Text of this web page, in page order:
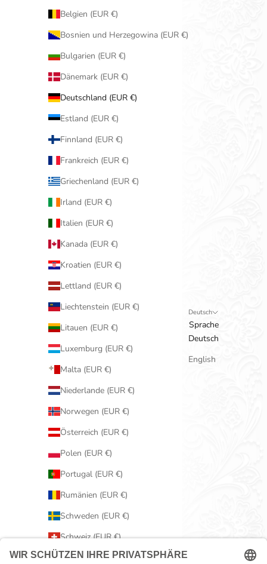
Belgien (EUR €)
Bosnien und Herzegowina (EUR €)
Bulgarien (EUR €)
Dänemark (EUR €)
Deutschland (EUR €)
Estland (EUR €)
Finnland (EUR €)
Frankreich (EUR €)
Griechenland (EUR €)
Irland (EUR €)
Italien (EUR €)
Kanada (EUR €)
Kroatien (EUR €)
Lettland (EUR €)
Liechtenstein (EUR €)
Litauen (EUR €)
Luxemburg (EUR €)
Malta (EUR €)
Niederlande (EUR €)
Norwegen (EUR €)
Österreich (EUR €)
Polen (EUR €)
Portugal (EUR €)
Rumänien (EUR €)
Schweden (EUR €)
Schweiz (EUR €)
Serbien (EUR €)
Deutsch
Sprache
Deutsch
English